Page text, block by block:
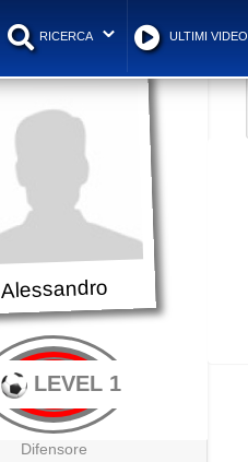
RICERCA ULTIMI VIDEO
Alessandro
LEVEL 1
Difensore